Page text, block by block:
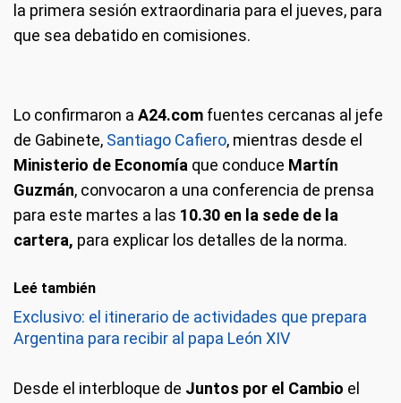
la primera sesión extraordinaria para el jueves, para
que sea debatido en comisiones.
Lo confirmaron a A24.com fuentes cercanas al jefe
de Gabinete, Santiago Cafiero, mientras desde el
Ministerio de Economía que conduce Martín
Guzmán, convocaron a una conferencia de prensa
para este martes a las 10.30 en la sede de la
cartera, para explicar los detalles de la norma.
Leé también
Exclusivo: el itinerario de actividades que prepara
Argentina para recibir al papa León XIV
Desde el interbloque de Juntos por el Cambio el